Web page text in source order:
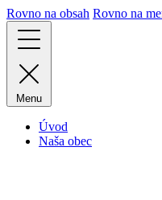
Rovno na obsah Rovno na
Menu
Úvod
Naša obec